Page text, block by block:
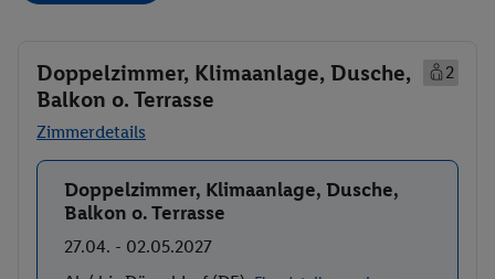
Doppelzimmer, Klimaanlage, Dusche,
Balkon o. Terrasse
2
Zimmerdetails
Buchen
Doppelzimmer, Klimaanlage, Dusche,
Balkon o. Terrasse
27.04. - 02.05.2027